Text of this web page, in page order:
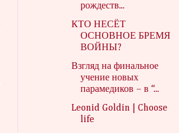
рождеств...
КТО НЕСЁТ
ОСНОВНОЕ БРЕМЯ
ВОЙНЫ?
Взгляд на финальное
учение новых
парамедиков – в “...
Leonid Goldin | Choose
life